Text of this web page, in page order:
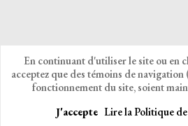
En continuant d'utiliser le site ou en
acceptez que des témoins de
fonctionnement du site, soient
J'accepte Lire la Politique